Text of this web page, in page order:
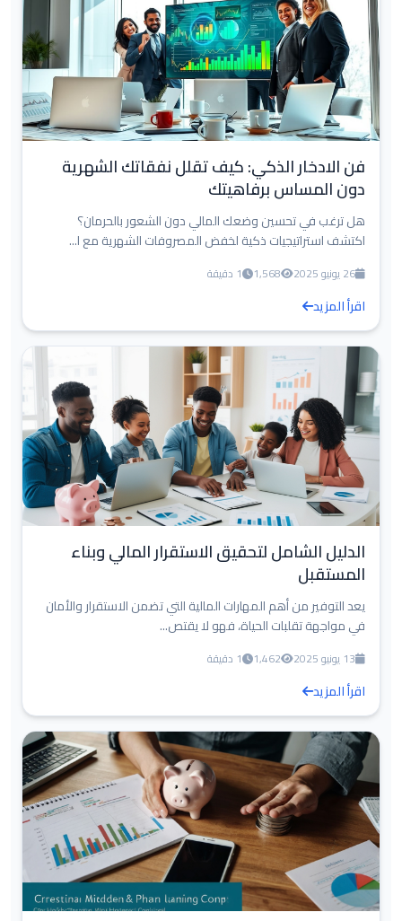
فن الادخار الذكي: كيف تقلل نفقاتك الشهرية
دون المساس برفاهيتك
هل ترغب في تحسين وضعك المالي دون الشعور بالحرمان؟
اكتشف استراتيجيات ذكية لخفض المصروفات الشهرية مع ا...
26 يونيو 2025 1,568 1 دقيقة
اقرأ المزيد
الدليل الشامل لتحقيق الاستقرار المالي وبناء
المستقبل
يعد التوفير من أهم المهارات المالية التي تضمن الاستقرار والأمان
في مواجهة تقلبات الحياة، فهو لا يقتص...
13 يونيو 2025 1,462 1 دقيقة
اقرأ المزيد